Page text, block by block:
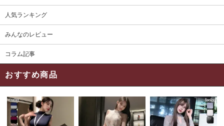
人気ランキング
みんなのレビュー
コラム記事
おすすめ商品